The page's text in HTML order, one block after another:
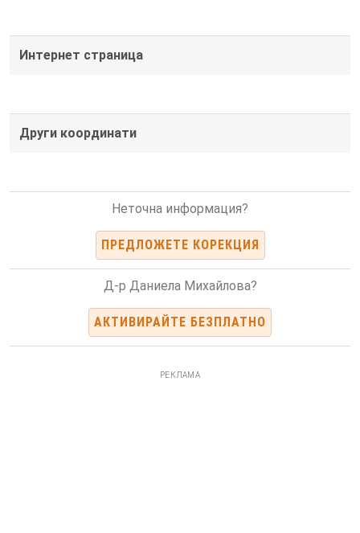
Интернет страница
Други координати
Неточна информация?
ПРЕДЛОЖЕТЕ КОРЕКЦИЯ
Д-р Даниела Михайлова?
АКТИВИРАЙТЕ БЕЗПЛАТНО
РЕКЛАМА